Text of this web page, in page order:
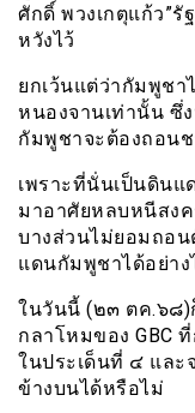
ศักดิ์ พวงเกตุแก้ว”
หวังไว้
ยกเว้นแต่ว่ากัมพูช
หนองจานเท่านั้น ซึ่
กัมพูชาจะต้องถอน
เพราะที่นั่นเป็นดินแ
มาอาศัยหลบหนีสง
บางส่วนไม่ยอมถอ
แดนกัมพูชาได้อย่าง
ในวันนี้ (๒๓ ตค.๖๘)
กลาโหมของ GBC
ในประเด็นที่ ๔ และ
ข้างบนได้หรือไม่